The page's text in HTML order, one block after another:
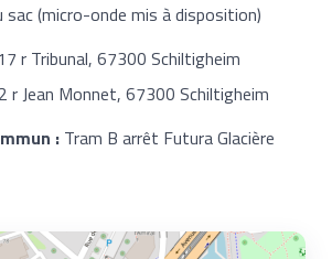
sac (micro-onde mis à disposition)
r Tribunal, 67300 Schiltigheim
r Jean Monnet, 67300 Schiltigheim
: Tram B arrêt Futura Glacière